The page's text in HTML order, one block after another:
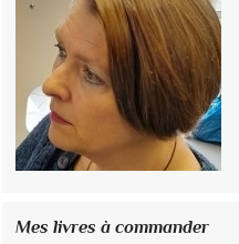
Mes livres à commander